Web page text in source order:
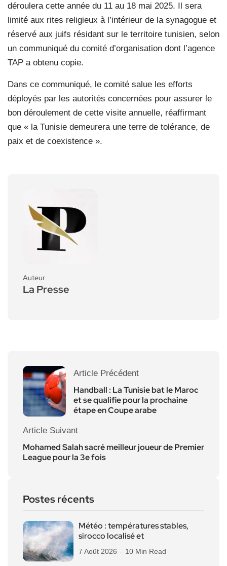
déroulera cette année du 11 au 18 mai 2025. Il sera
limité aux rites religieux à l’intérieur de la synagogue et
réservé aux juifs résidant sur le territoire tunisien, selon
un communiqué du comité d’organisation dont l’agence
TAP a obtenu copie.
Dans ce communiqué, le comité salue les efforts
déployés par les autorités concernées pour assurer le
bon déroulement de cette visite annuelle, réaffirmant
que « la Tunisie demeurera une terre de tolérance, de
paix et de coexistence ».
Auteur
La Presse
Article Précédent
Handball : La Tunisie bat le Maroc
et se qualifie pour la prochaine
étape en Coupe arabe
Article Suivant
Mohamed Salah sacré meilleur joueur de Premier
League pour la 3e fois
Postes récents
Météo : températures stables,
sirocco localisé et
7 Août 2026 10 Min Read